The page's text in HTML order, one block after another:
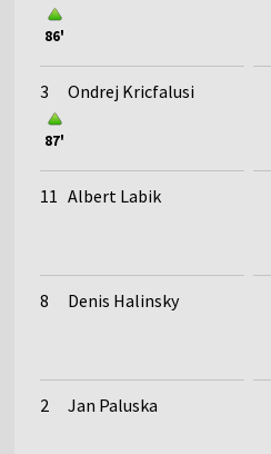
86'
3 Ondrej Kricfalusi
87'
11 Albert Labik
8 Denis Halinsky
2 Jan Paluska